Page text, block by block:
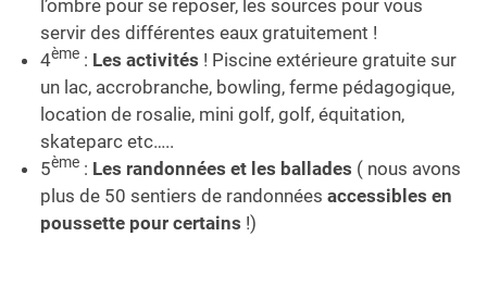
l’ombre pour se reposer, les sources pour vous
servir des différentes eaux gratuitement !
4ème : Les activités ! Piscine extérieure gratuite sur
un lac, accrobranche, bowling, ferme pédagogique,
location de rosalie, mini golf, golf, équitation,
skateparc etc…..
5ème : Les randonnées et les ballades ( nous avons
plus de 50 sentiers de randonnées accessibles en
poussette pour certains !)